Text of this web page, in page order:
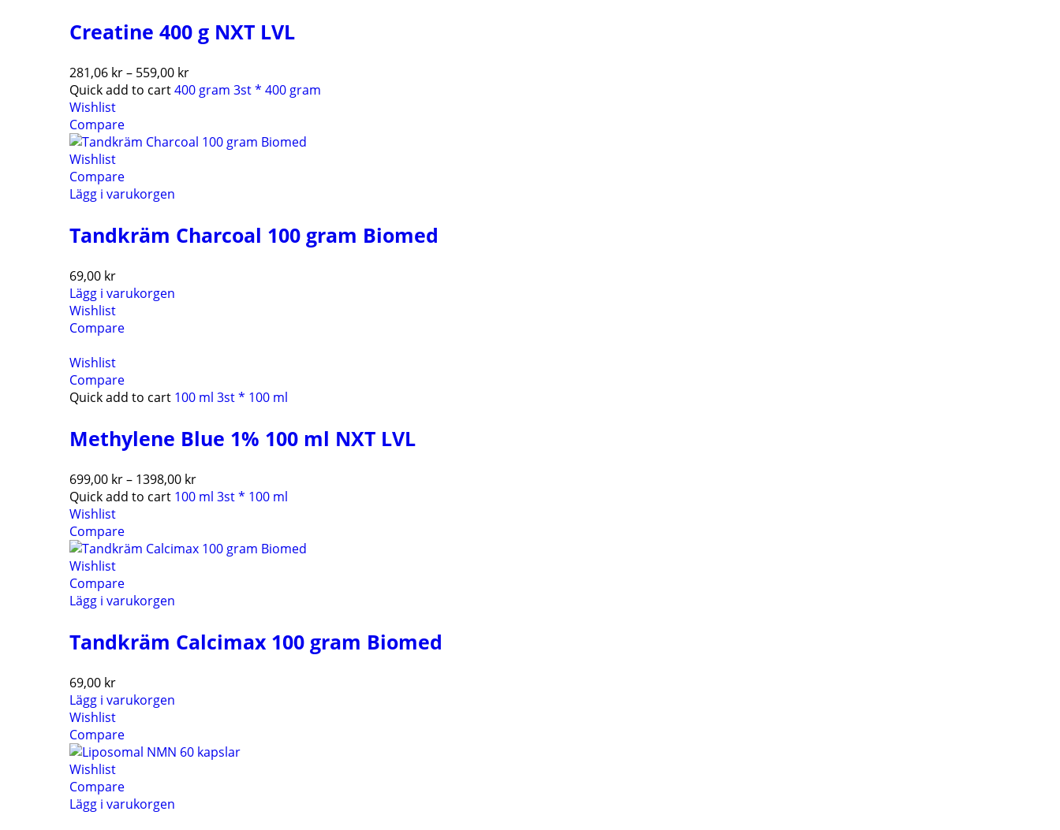
Creatine 400 g NXT LVL
281,06 kr– 559,00 kr
Quick add to cart400 gram 3st * 400 gram
Wishlist
Compare
Wishlist
Compare
Lägg i varukorgen
Tandkräm Charcoal 100 gram Biomed
69,00 kr
Lägg i varukorgen
Wishlist
Compare
Wishlist
Compare
Quick add to cart 100 ml 3st * 100 ml
Methylene Blue 1% 100 ml NXT LVL
699,00 kr– 1398,00 kr
Quick add to cart 100 ml 3st * 100 ml
Wishlist
Compare
Wishlist
Compare
Lägg i varukorgen
Tandkräm Calcimax 100 gram Biomed
69,00 kr
Lägg i varukorgen
Wishlist
Compare
Wishlist
Compare
Lägg i varukorgen